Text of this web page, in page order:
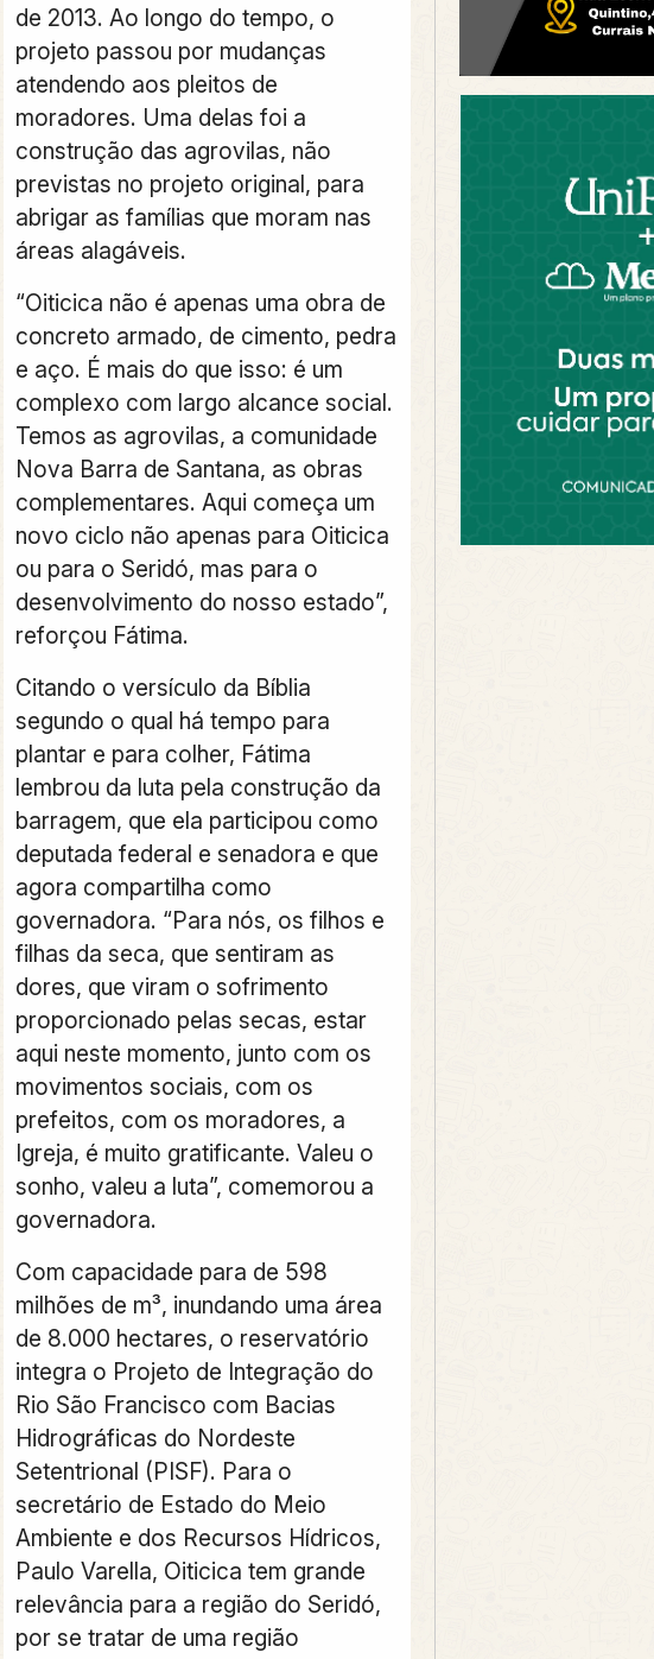
de 2013. Ao longo do tempo, o
projeto passou por mudanças
atendendo aos pleitos de
moradores. Uma delas foi a
construção das agrovilas, não
previstas no projeto original, para
abrigar as famílias que moram nas
áreas alagáveis.
“Oiticica não é apenas uma obra de
concreto armado, de cimento, pedra
e aço. É mais do que isso: é um
complexo com largo alcance social.
Temos as agrovilas, a comunidade
Nova Barra de Santana, as obras
complementares. Aqui começa um
novo ciclo não apenas para Oiticica
ou para o Seridó, mas para o
desenvolvimento do nosso estado”,
reforçou Fátima.
Citando o versículo da Bíblia
segundo o qual há tempo para
plantar e para colher, Fátima
lembrou da luta pela construção da
barragem, que ela participou como
deputada federal e senadora e que
agora compartilha como
governadora. “Para nós, os filhos e
filhas da seca, que sentiram as
dores, que viram o sofrimento
proporcionado pelas secas, estar
aqui neste momento, junto com os
movimentos sociais, com os
prefeitos, com os moradores, a
Igreja, é muito gratificante. Valeu o
sonho, valeu a luta”, comemorou a
governadora.
Com capacidade para de 598
milhões de m³, inundando uma área
de 8.000 hectares, o reservatório
integra o Projeto de Integração do
Rio São Francisco com Bacias
Hidrográficas do Nordeste
Setentrional (PISF). Para o
secretário de Estado do Meio
Ambiente e dos Recursos Hídricos,
Paulo Varella, Oiticica tem grande
relevância para a região do Seridó,
por se tratar de uma região